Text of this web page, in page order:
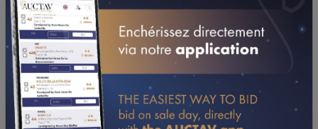
TÉLÉCHARGER LE PDF